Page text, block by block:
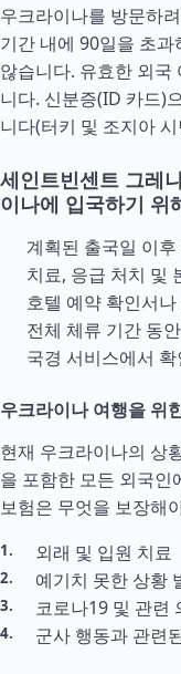
우크라이나를 방문하
기간 내에 90일을 초
않습니다. 유효한 외국
니다. 신분증(ID 카드)
니다(터키 및 조지아
세인트빈센트 그레
이나에 입국하기 위
계획된 출국일 이
치료, 응급 처치 및
호텔 예약 확인서
전체 체류 기간 동
국경 서비스에서
우크라이나 여행을 위
현재 우크라이나의 상
을 포함한 모든 외국인
보험은 무엇을 보장해
외래 및 입원 치료
예기치 못한 상황
코로나19 및 관련
군사 행동과 관련